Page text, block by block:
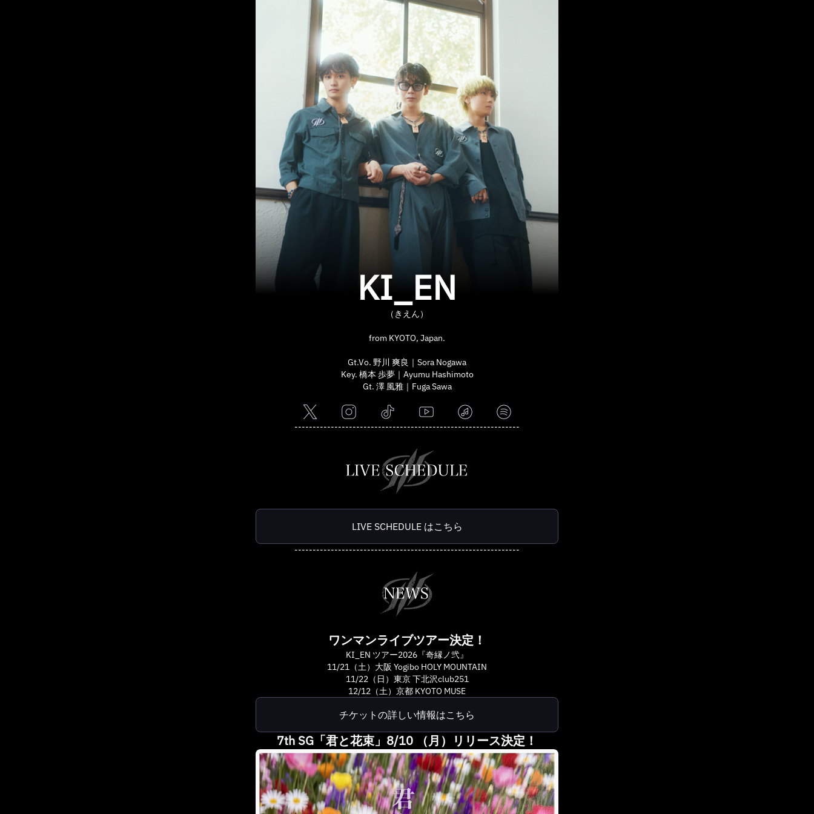
KI_EN
（きえん）
from KYOTO, Japan.
Gt.Vo. 野川 爽良｜Sora Nogawa
Key. 橋本 歩夢｜Ayumu Hashimoto
Gt. 澤 風雅｜Fuga Sawa
--------------------------------------------------------------
LIVE SCHEDULE はこちら
--------------------------------------------------------------
ワンマンライブツアー決定！
KI_EN ツアー2026『奇縁ノ弐』
11/21（土）大阪 Yogibo HOLY MOUNTAIN
11/22（日）東京 下北沢club251
12/12（土）京都 KYOTO MUSE
チケットの詳しい情報はこちら
7th SG「君と花束」8/10 （月）リリース決定！